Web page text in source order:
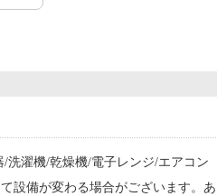
/洗濯機/乾燥機/電子レンジ/エアコン
設備が変わる場合がございます。